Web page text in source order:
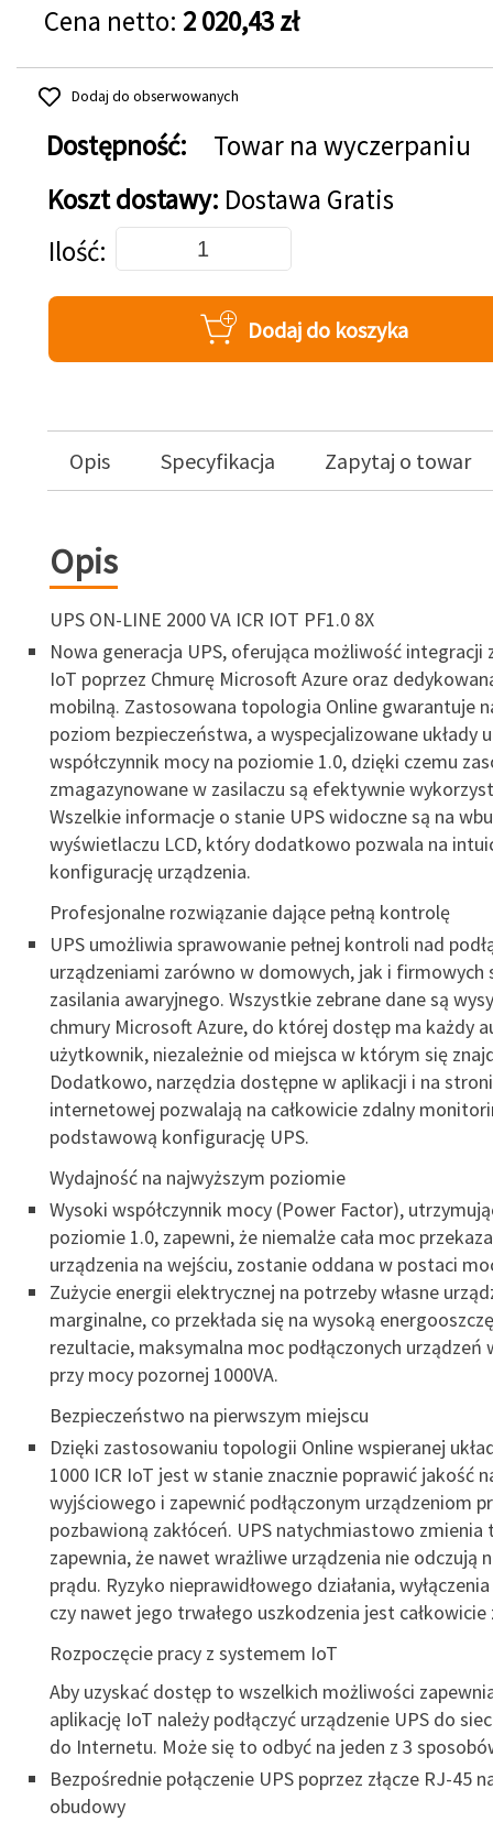
Cena netto: 2 020,43 zł
Dodaj do obserwowanych
Dostępność:
Towar na wyczerpaniu
Koszt dostawy: Dostawa Gratis
Dodaj do koszyka
Ilość
Dodaj do koszyka
Opis Specyfikacja Zapytaj o towar
Opis
UPS ON-LINE 2000 VA ICR IOT PF1.0 8X
Nowa generacja UPS, oferująca możliwość integracji
IoT poprzez Chmurę Microsoft Azure oraz
mobilną. Zastosowana topologia Online gwarantuje
poziom bezpieczeństwa, a wyspecjalizowane układy
współczynnik mocy na poziomie 1.0, dzięki czemu
zmagazynowane w zasilaczu są efektywnie
Wszelkie informacje o stanie UPS widoczne są na
wyświetlaczu LCD, który dodatkowo pozwala na
konfigurację urządzenia.
Profesjonalne rozwiązanie dające pełną kontrolę
UPS umożliwia sprawowanie pełnej kontroli nad
urządzeniami zarówno w domowych, jak i firmowych
zasilania awaryjnego. Wszystkie zebrane dane są
chmury Microsoft Azure, do której dostęp ma każdy
użytkownik, niezależnie od miejsca w którym się
Dodatkowo, narzędzia dostępne w aplikacji i na
internetowej pozwalają na całkowicie zdalny
podstawową konfigurację UPS.
Wydajność na najwyższym poziomie
Wysoki współczynnik mocy (Power Factor),
poziomie 1.0, zapewni, że niemalże cała moc
urządzenia na wejściu, zostanie oddana w postaci
Zużycie energii elektrycznej na potrzeby własne
marginalne, co przekłada się na wysoką
rezultacie, maksymalna moc podłączonych urządzeń
przy mocy pozornej 1000VA.
Bezpieczeństwo na pierwszym miejscu
Dzięki zastosowaniu topologii Online wspieranej
1000 ICR IoT jest w stanie znacznie poprawić jakość
wyjściowego i zapewnić podłączonym urządzeniom
pozbawioną zakłóceń. UPS natychmiastowo zmienia
zapewnia, że nawet wrażliwe urządzenia nie odczują
prądu. Ryzyko nieprawidłowego działania,
czy nawet jego trwałego uszkodzenia jest
Rozpoczęcie pracy z systemem IoT
Aby uzyskać dostęp to wszelkich możliwości
aplikację IoT należy podłączyć urządzenie UPS do
do Internetu. Może się to odbyć na jeden z 3
Bezpośrednie połączenie UPS poprzez złącze RJ-45
obudowy